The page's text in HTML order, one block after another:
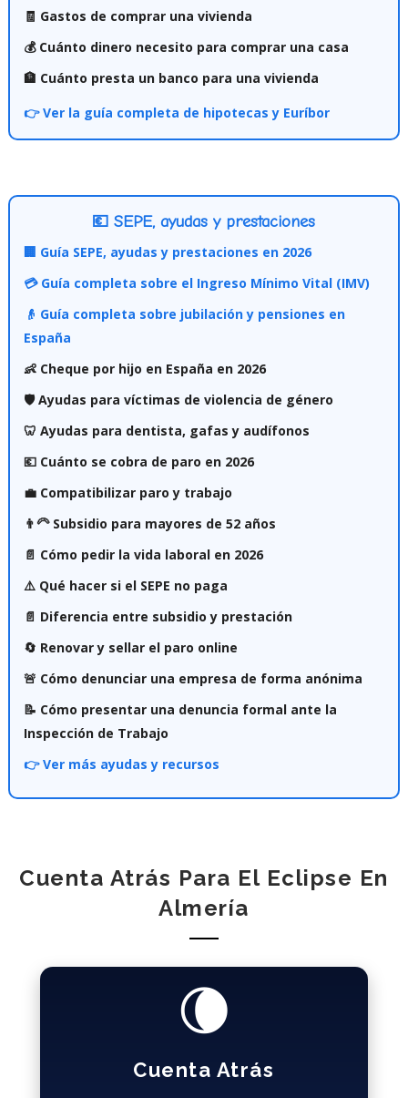
🧾 Gastos de comprar una vivienda
💰 Cuánto dinero necesito para comprar una casa
🏦 Cuánto presta un banco para una vivienda
👉 Ver la guía completa de hipotecas y Euríbor
💶 SEPE, ayudas y prestaciones
🏢 Guía SEPE, ayudas y prestaciones en 2026
💳 Guía completa sobre el Ingreso Mínimo Vital (IMV)
👴 Guía completa sobre jubilación y pensiones en
España
👶 Cheque por hijo en España en 2026
🛡️ Ayudas para víctimas de violencia de género
🦷 Ayudas para dentista, gafas y audífonos
💶 Cuánto se cobra de paro en 2026
💼 Compatibilizar paro y trabajo
👨‍🦳 Subsidio para mayores de 52 años
📄 Cómo pedir la vida laboral en 2026
⚠️ Qué hacer si el SEPE no paga
📄 Diferencia entre subsidio y prestación
🔄 Renovar y sellar el paro online
🚨 Cómo denunciar una empresa de forma anónima
📝 Cómo presentar una denuncia formal ante la
Inspección de Trabajo
👉 Ver más ayudas y recursos
Cuenta Atrás Para El Eclipse En
Almería
🌘
Cuenta Atrás